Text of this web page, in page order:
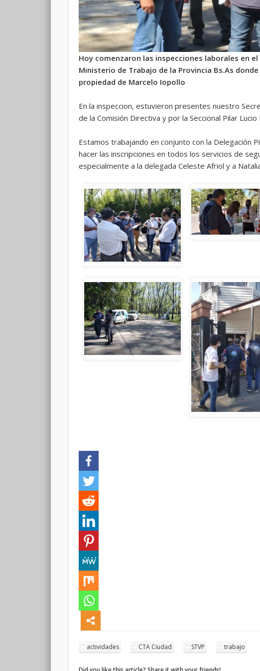
Hoy comenzaron las inspecciones laborales en
Ministerio de Trabajo de la Provincia Bs.As
propiedad de Marcelo Iopollo
En la inspeccion, estuvieron presentes nuestro
de la Comisión Directiva y por la Seccional Pilar
Estamos trabajando en conjunto con la Delegación
hacer las inscripciones en todos los servicios de
especialmente a la delegada Celeste Afriol y a
actividades CTA Ciudad STVP trabajo